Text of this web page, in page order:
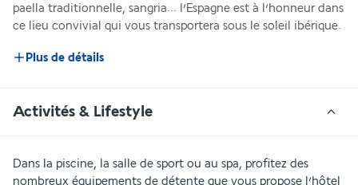
paella traditionnelle, sangria… l’Espagne est à l’honneur dans
ce lieu convivial qui vous transportera sous le soleil ibérique.
Plus de détails
Activités & Lifestyle
Dans la piscine, la salle de sport ou au spa, profitez des
nombreux équipements de détente que vous propose l’hôtel